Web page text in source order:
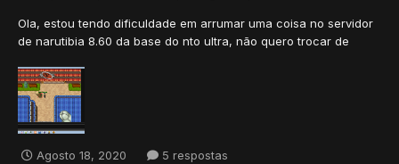
Ola, estou tendo dificuldade em arrumar uma coisa no servidor
de narutibia 8.60 da base do nto ultra, não quero trocar de
resolver esses double hits no alto attack as vezes da ate triple
hit, porfavor me ajudem pliz. ❤️
Agosto 18, 2020 5 respostas